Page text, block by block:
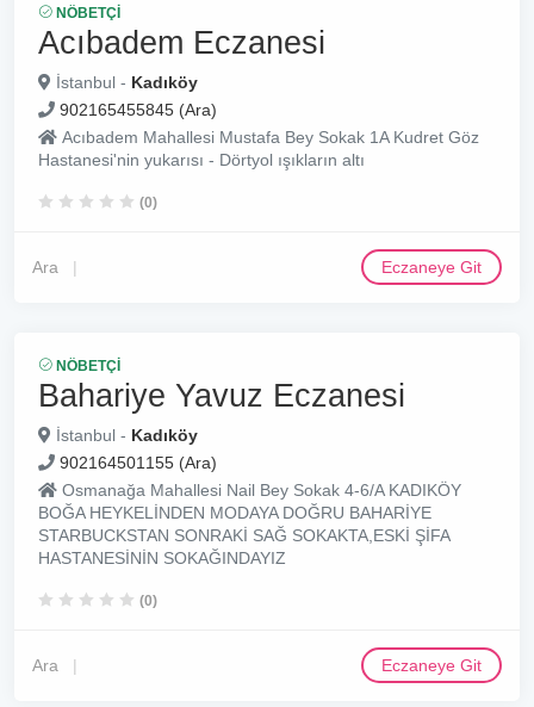
NÖBETÇI
Acıbadem Eczanesi
İstanbul - Kadıköy
902165455845 (Ara)
Acıbadem Mahallesi Mustafa Bey Sokak 1A Kudret Göz
Hastanesi'nin yukarısı - Dörtyol ışıkların altı
(0)
Ara Eczaneye Git
NÖBETÇI
Bahariye Yavuz Eczanesi
İstanbul - Kadıköy
902164501155 (Ara)
Osmanağa Mahallesi Nail Bey Sokak 4-6/A KADIKÖY
BOĞA HEYKELİNDEN MODAYA DOĞRU BAHARİYE
STARBUCKSTAN SONRAKİ SAĞ SOKAKTA,ESKİ ŞİFA
HASTANESİNİN SOKAĞINDAYIZ
(0)
Ara Eczaneye Git